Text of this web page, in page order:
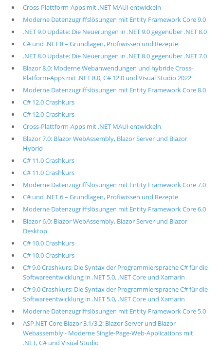
Cross-Plattform-Apps mit .NET MAUI entwickeln
Moderne Datenzugriffslösungen mit Entity Framework Core 9.0
.NET 9.0 Update: Die Neuerungen in .NET 9.0 gegenüber .NET 8.0
C# und .NET 8 – Grundlagen, Profiwissen und Rezepte
.NET 8.0 Update: Die Neuerungen in .NET 8.0 gegenüber .NET 7.0
Blazor 8.0: Moderne Webanwendungen und hybride Cross-
Platform-Apps mit .NET 8.0, C# 12.0 und Visual Studio 2022
Moderne Datenzugriffslösungen mit Entity Framework Core 8.0
C# 12.0 Crashkurs
C# 12.0 Crashkurs
Cross-Plattform-Apps mit .NET MAUI entwickeln
Blazor 7.0: Blazor WebAssembly, Blazor Server und Blazor
Hybrid
C# 11.0 Crashkurs
C# 11.0 Crashkurs
Moderne Datenzugriffslösungen mit Entity Framework Core 7.0
C# und .NET 6 – Grundlagen, Profiwissen und Rezepte
Moderne Datenzugriffslösungen mit Entity Framework Core 6.0
Blazor 6.0: Blazor WebAssembly, Blazor Server und Blazor
Desktop
C# 10.0 Crashkurs
C# 10.0 Crashkurs
C# 9.0 Crashkurs: Die Syntax der Programmiersprache C# für die
Softwareentwicklung in .NET 5.0, .NET Core und Xamarin
C# 9.0 Crashkurs: Die Syntax der Programmiersprache C# für die
Softwareentwicklung in .NET 5.0, .NET Core und Xamarin
Moderne Datenzugriffslösungen mit Entity Framework Core 5.0
ASP.NET Core Blazor 3.1/3.2: Blazor Server und Blazor
Webassembly - Moderne Single-Page-Web-Applications mit
.NET, C# und Visual Studio